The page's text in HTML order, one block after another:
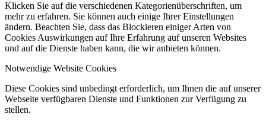
Klicken Sie auf die verschiedenen Kategorienüberschriften, um
mehr zu erfahren. Sie können auch einige Ihrer Einstellungen
ändern. Beachten Sie, dass das Blockieren einiger Arten von
Cookies Auswirkungen auf Ihre Erfahrung auf unseren Websites
und auf die Dienste haben kann, die wir anbieten können.
Notwendige Website Cookies
Diese Cookies sind unbedingt erforderlich, um Ihnen die auf unserer
Webseite verfügbaren Dienste und Funktionen zur Verfügung zu
stellen.